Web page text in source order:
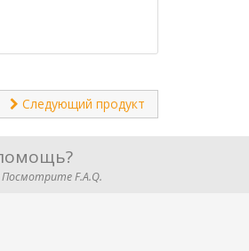
Следующий продукт
F.A.Q.